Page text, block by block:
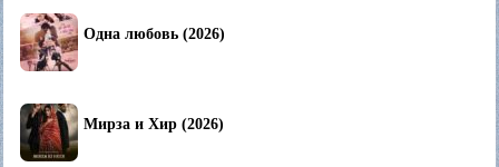
Одна любовь (2026)
Мирза и Хир (2026)